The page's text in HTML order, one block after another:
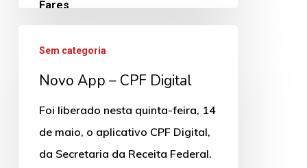
Sem categoria
Novo App – CPF Digital
Foi liberado nesta quinta-feira, 14
de maio, o aplicativo CPF Digital,
da Secretaria da Receita Federal.